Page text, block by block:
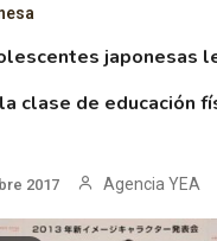
japonesas
clase de educación
2017 Agencia YEA